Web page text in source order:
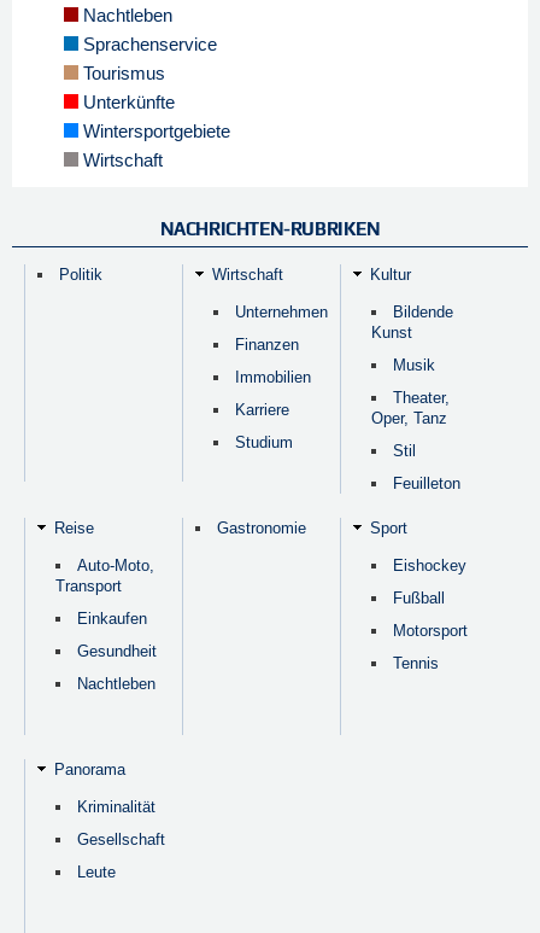
Nachtleben
Sprachenservice
Tourismus
Unterkünfte
Wintersportgebiete
Wirtschaft
NACHRICHTEN-RUBRIKEN
Politik Wirtschaft
Unternehmen
Finanzen
Immobilien
Karriere
Studium
Kultur
Bildende
Kunst
Musik
Theater,
Oper, Tanz
Stil
Feuilleton
Reise
Auto-Moto,
Transport
Einkaufen
Gesundheit
Nachtleben
Gastronomie Sport
Eishockey
Fußball
Motorsport
Tennis
Panorama
Kriminalität
Gesellschaft
Leute